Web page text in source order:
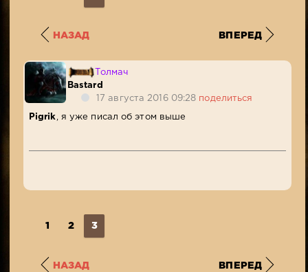
НАЗАД ВПЕРЕД
Толмач
Bastard
17 августа 2016 09:28 поделиться
Pigrik , я уже писал об этом выше
1 2 3
НАЗАД ВПЕРЕД